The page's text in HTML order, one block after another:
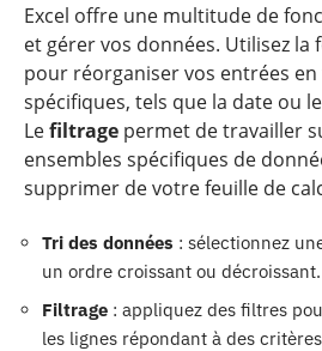
Excel offre une multitude de
et gérer vos données. Utilisez
pour réorganiser vos entrées
spécifiques, tels que la date ou
Lefiltrage permet de travailler
ensembles spécifiques de
supprimer de votre feuille de
Tri des données : sélectionnez
un ordre croissant ou décroissant.
Filtrage : appliquez des filtres
les lignes répondant à des